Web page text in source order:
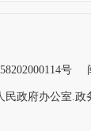
号
民政府办公室.政